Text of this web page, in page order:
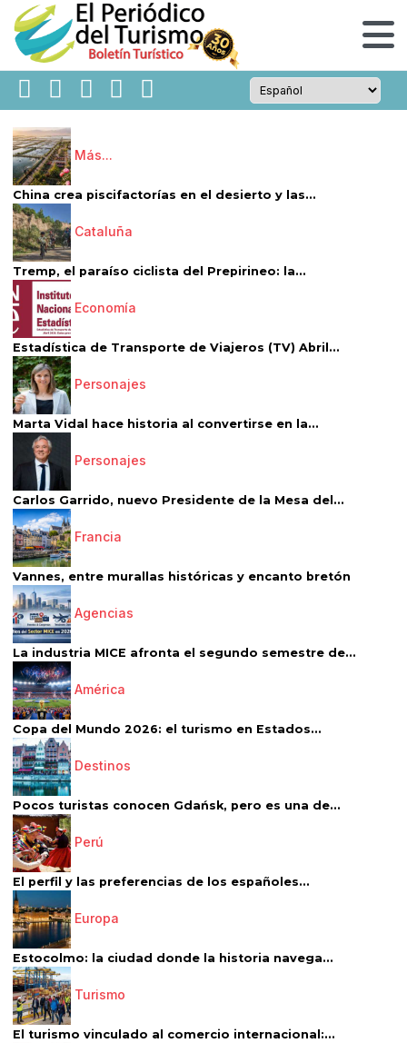
Más...
China crea piscifactorías en el desierto y las...
Cataluña
Tremp, el paraíso ciclista del Prepirineo: la...
Economía
Estadística de Transporte de Viajeros (TV) Abril...
Personajes
Marta Vidal hace historia al convertirse en la...
Personajes
Carlos Garrido, nuevo Presidente de la Mesa del...
Francia
Vannes, entre murallas históricas y encanto bretón
Agencias
La industria MICE afronta el segundo semestre de...
América
Copa del Mundo 2026: el turismo en Estados...
Destinos
Pocos turistas conocen Gdańsk, pero es una de...
Perú
El perfil y las preferencias de los españoles...
Europa
Estocolmo: la ciudad donde la historia navega...
Turismo
El turismo vinculado al comercio internacional:...